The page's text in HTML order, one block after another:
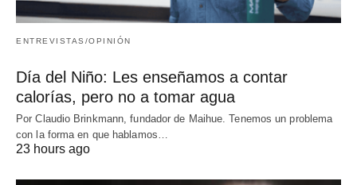
ENTREVISTAS/OPINIÓN
Día del Niño: Les enseñamos a contar
calorías, pero no a tomar agua
Por Claudio Brinkmann, fundador de Maihue. Tenemos un problema
con la forma en que hablamos…
23 hours ago